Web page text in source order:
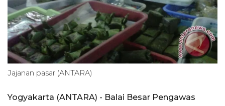
Jajanan pasar (ANTARA)
Yogyakarta (ANTARA) - Balai Besar Pengawas